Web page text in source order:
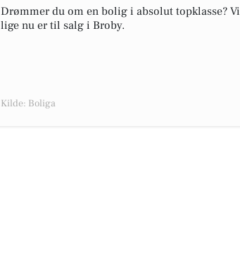
Drømmer du om en bolig i absolut topklasse?
lige nu er til salg i Broby.
Kilde: Boliga